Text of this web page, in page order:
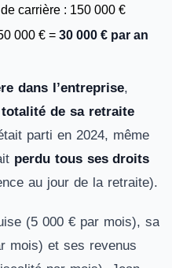
carrière : 150 000 €
000 € = 30 000 € par an
dans l’entreprise,
de sa retraite
parti en 2024, même
perdu tous ses droits
au jour de la retraite).
(5 000 € par mois), sa
mois) et ses revenus